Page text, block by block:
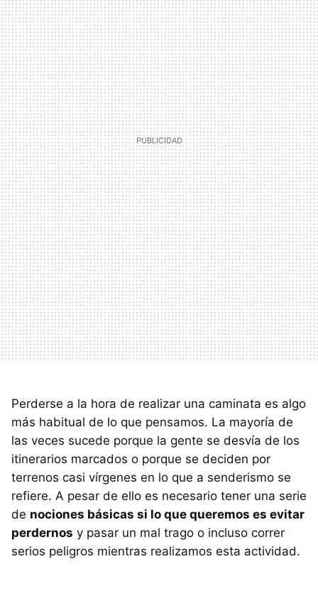
Perderse a la hora de realizar una caminata es algo
más habitual de lo que pensamos. La mayoría de
las veces sucede porque la gente se desvía de los
itinerarios marcados o porque se deciden por
terrenos casi vírgenes en lo que a senderismo se
refiere. A pesar de ello es necesario tener una serie
de nociones básicas si lo que queremos es evitar
perdernos y pasar un mal trago o incluso correr
serios peligros mientras realizamos esta actividad.